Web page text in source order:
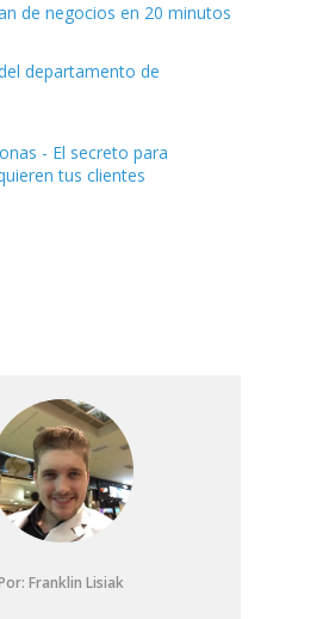
de negocios en 20 minutos
departamento de
- El secreto para
tus clientes
Franklin Lisiak